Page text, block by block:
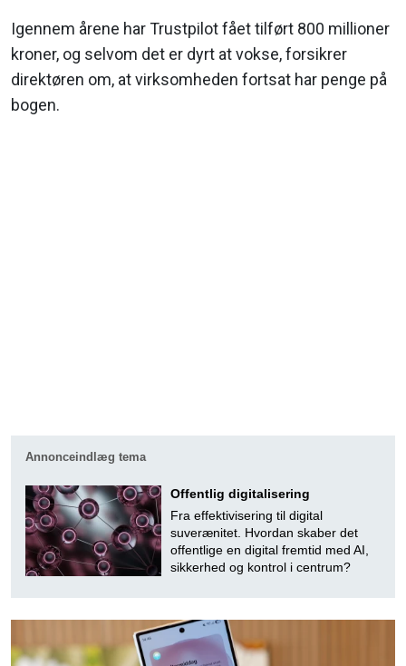
Igennem årene har Trustpilot fået tilført 800 millioner
kroner, og selvom det er dyrt at vokse, forsikrer
direktøren om, at virksomheden fortsat har penge på
bogen.
Annonceindlæg tema
Offentlig digitalisering
Fra effektivisering til digital
suverænitet. Hvordan skaber det
offentlige en digital fremtid med AI,
sikkerhed og kontrol i centrum?